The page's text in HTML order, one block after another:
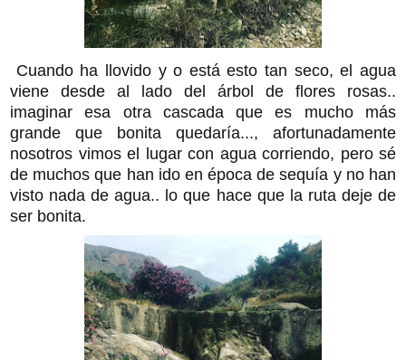
Cuando ha llovido y o está esto tan seco, el agua
viene desde al lado del árbol de flores rosas..
imaginar esa otra cascada que es mucho más
grande que bonita quedaría..., afortunadamente
nosotros vimos el lugar con agua corriendo, pero sé
de muchos que han ido en época de sequía y no han
visto nada de agua.. lo que hace que la ruta deje de
ser bonita.